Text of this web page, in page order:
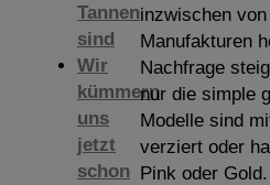
Tannen
sind
Wir
kümmern
uns
jetzt
schon
inzwischen
Manufakturen
Nachfrage
nur die simple
Modelle sind
verziert oder
Pink oder Gold.